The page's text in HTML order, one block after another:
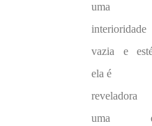
uma
interioridade
vazia e
ela é
reveladora
uma